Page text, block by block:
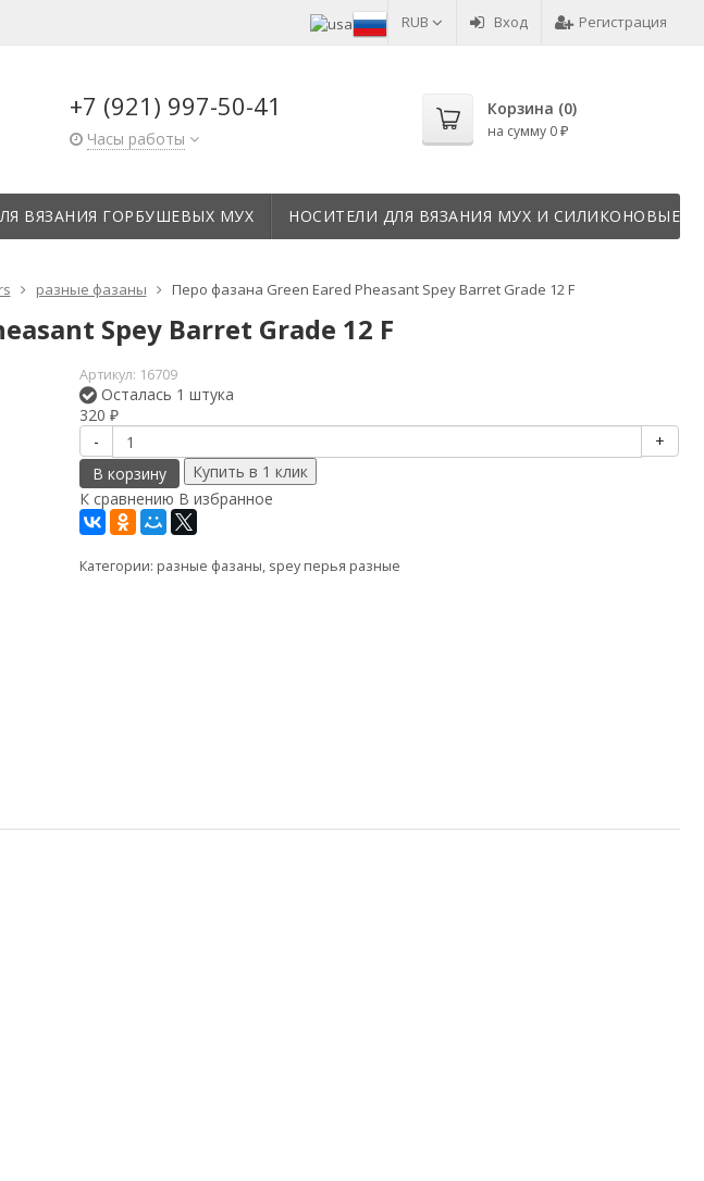
RUB Вход Регистрация
+7 (921) 997-50-41
Часы работы
Корзина (0)
на сумму 0 ₽
ВЯЗАНИЯ ГОРБУШЕВЫХ МУХ НОСИТЕЛИ ДЛЯ ВЯЗАНИЯ МУХ И СИЛИКОНОВЫЕ
разные фазаны Перо фазана Green Eared Pheasant Spey Barret Grade 12 F
Spey Barret Grade 12 F
Артикул: 16709
Осталась 1 штука
320₽
-
+
В корзину
К сравнению В избранное
Категории: разные фазаны, spey перья разные